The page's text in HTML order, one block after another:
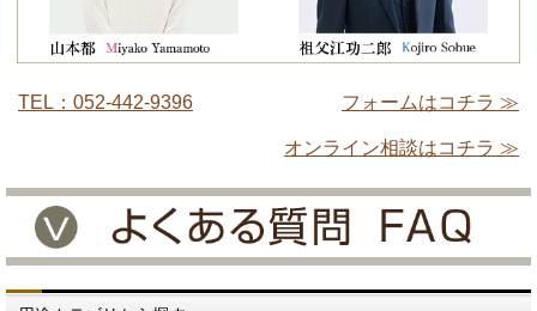
TEL：052-442-9396 フォームはコチラ ≫
オンライン相談はコチラ ≫